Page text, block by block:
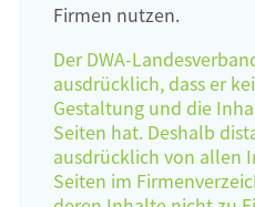
Firmen nutzen.
Der DWA-
ausdrücklich, dass er
Gestaltung und die
Seiten hat. Deshalb
ausdrücklich von allen
Seiten im